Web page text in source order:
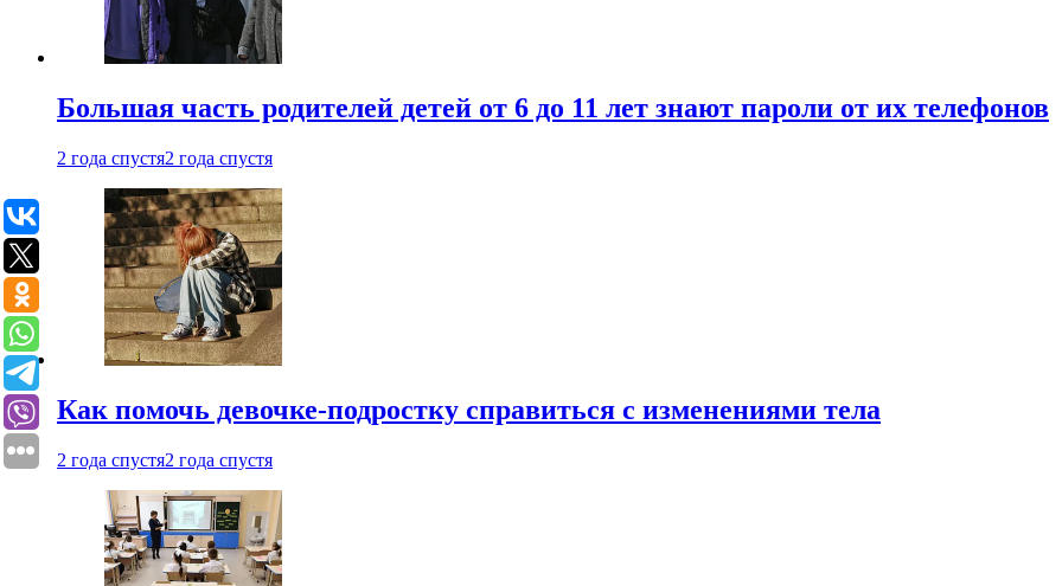
Большая часть родителей детей от 6 до 11 лет знают пароли от их телефонов
2 года спустя2 года спустя
Как помочь девочке-подростку справиться с изменениями тела
2 года спустя2 года спустя